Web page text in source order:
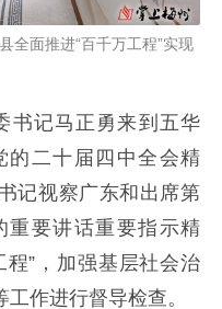
全面推进“百千万工程”实现
书记马正勇来到五华
的二十届四中全会精
记视察广东和出席第
重要讲话重要指示精
”，加强基层社会治
作进行督导检查。